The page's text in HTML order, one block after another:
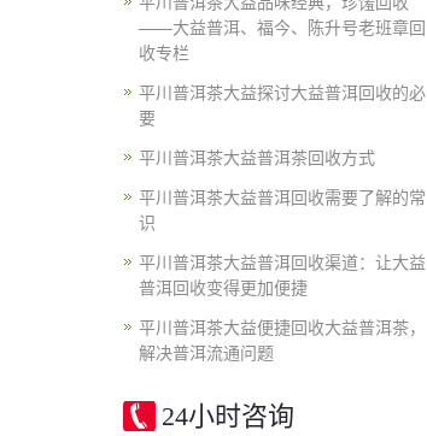
——大益普洱、福今、陈升号老班章回
收专栏
平川普洱茶大益探讨大益普洱回收的必
要
平川普洱茶大益普洱茶回收方式
平川普洱茶大益普洱回收需要了解的常
识
平川普洱茶大益普洱回收渠道：让大益
普洱回收变得更加便捷
平川普洱茶大益便捷回收大益普洱茶，
解决普洱流通问题
24小时咨询